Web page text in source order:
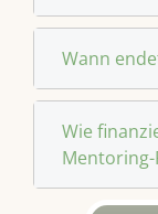
Wann
Wie